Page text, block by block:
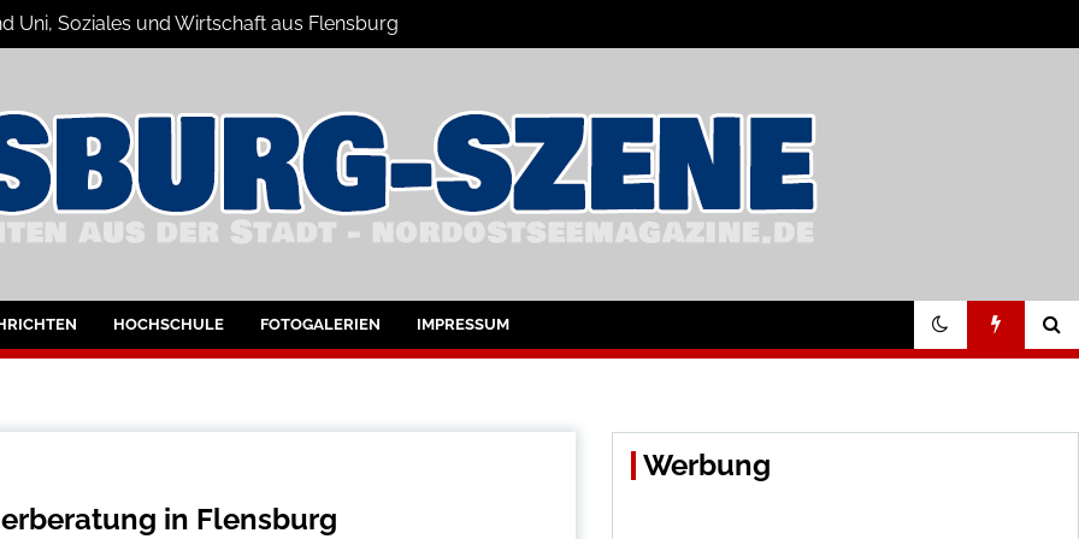
Uni, Soziales und Wirtschaft aus Flensburg
HOCHSCHULE FOTOGALERIEN IMPRESSUM
in Flensburg
Werbung